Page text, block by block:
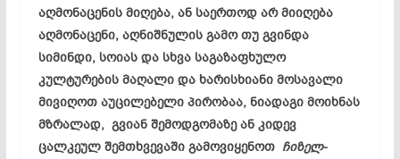
აღმონაცენის მიღება, ან საერთოდ არ მიიღება
აღმონაცენი, აღნიშნულის გამო თუ გვინდა
სიმინდი, სოიას და სხვა საგაზაფხულო
კულტურების მაღალი და ხარისხიანი მოსავალი
მივიღოთ აუცილებელი პირობაა, ნიადაგი მოიხნას
მზრალად, გვიან შემოდგომაზე ან კიდევ
ცალკეულ შემთხვევაში გამოვიყენოთ ჩიზელ-